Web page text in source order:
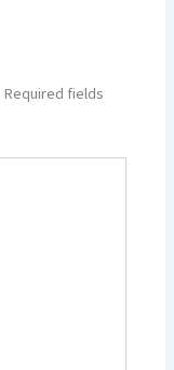
Required fields